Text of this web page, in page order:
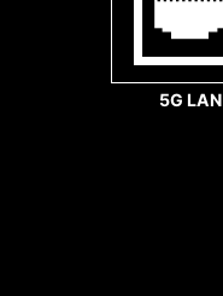
5G LAN